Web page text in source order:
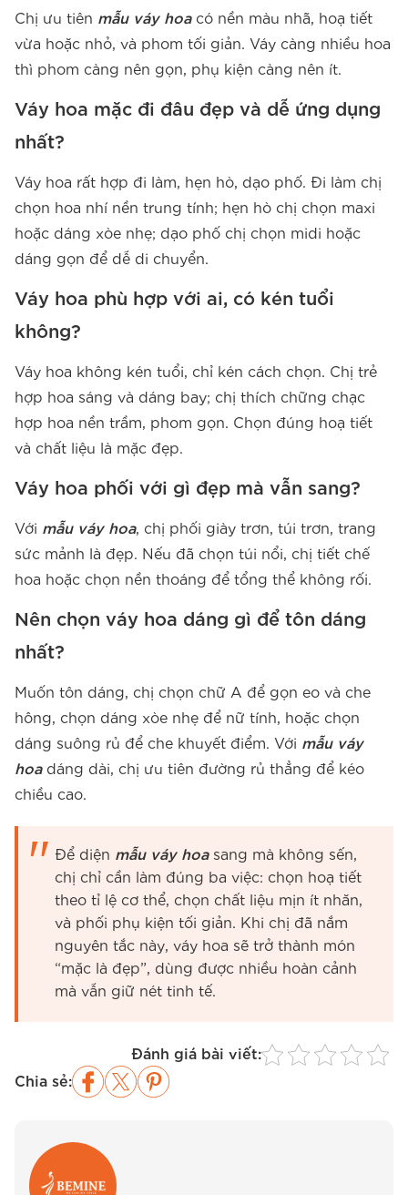
Chị ưu tiên mẫu váy hoacó nền màu nhã, hoạ tiết
vừa hoặc nhỏ, và phom tối giản. Váy càng nhiều hoa
thì phom càng nên gọn, phụ kiện càng nên ít.
Váy hoa mặc đi đâu đẹp và dễ ứng dụng
nhất?
Váy hoa rất hợp đi làm, hẹn hò, dạo phố. Đi làm chị
chọn hoa nhí nền trung tính; hẹn hò chị chọn maxi
hoặc dáng xòe nhẹ; dạo phố chị chọn midi hoặc
dáng gọn để dễ di chuyển.
Váy hoa phù hợp với ai, có kén tuổi
không?
Váy hoa không kén tuổi, chỉ kén cách chọn. Chị trẻ
hợp hoa sáng và dáng bay; chị thích chững chạc
hợp hoa nền trầm, phom gọn. Chọn đúng hoạ tiết
và chất liệu là mặc đẹp.
Váy hoa phối với gì đẹp mà vẫn sang?
Với mẫu váy hoa, chị phối giày trơn, túi trơn, trang
sức mảnh là đẹp. Nếu đã chọn túi nổi, chị tiết chế
hoa hoặc chọn nền thoáng để tổng thể không rối.
Nên chọn váy hoa dáng gì để tôn dáng
nhất?
Muốn tôn dáng, chị chọn chữ A để gọn eo và che
hông, chọn dáng xòe nhẹ để nữ tính, hoặc chọn
dáng suông rủ để che khuyết điểm. Với mẫu váy
hoadáng dài, chị ưu tiên đường rủ thẳng để kéo
chiều cao.
Để diện mẫu váy hoasang mà không sến,
chị chỉ cần làm đúng ba việc: chọn hoạ tiết
theo tỉ lệ cơ thể, chọn chất liệu mịn ít nhăn,
và phối phụ kiện tối giản. Khi chị đã nắm
nguyên tắc này, váy hoa sẽ trở thành món
“mặc là đẹp”, dùng được nhiều hoàn cảnh
mà vẫn giữ nét tinh tế.
Chia sẻ:
Đánh giá bài viết: